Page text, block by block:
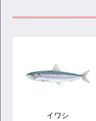
イワシ